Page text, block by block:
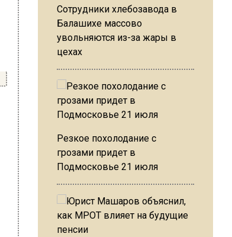
Сотрудники хлебозавода в
Балашихе массово
увольняются из-за жары в
цехах
Резкое похолодание с
грозами придет в
Подмосковье 21 июля